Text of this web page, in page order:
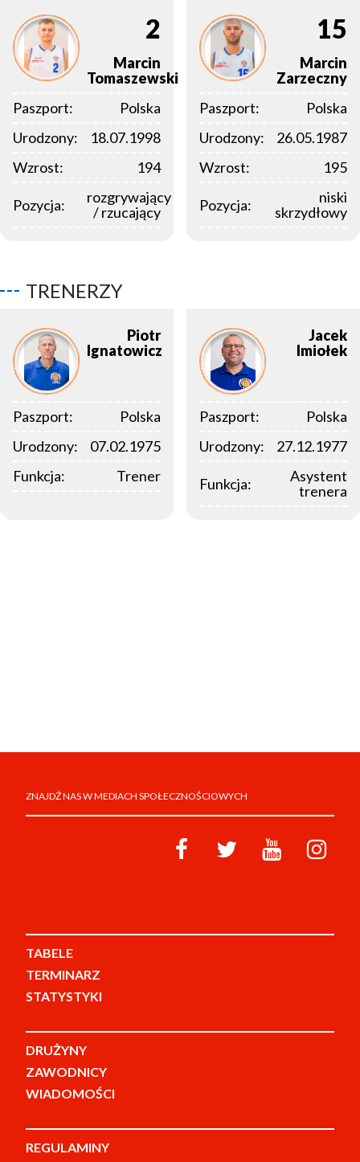
2
Marcin
Tomaszewski
Paszport:
Polska
Urodzony:
18.07.1998
Wzrost:
194
Pozycja:
rozgrywający
/ rzucający
15
Marcin
Zarzeczny
Paszport:
Polska
Urodzony:
26.05.1987
Wzrost:
195
Pozycja:
niski
skrzydłowy
TRENERZY
Piotr
Ignatowicz
Paszport:
Polska
Urodzony:
07.02.1975
Funkcja:
Trener
Jacek
Imiołek
Paszport:
Polska
Urodzony:
27.12.1977
Funkcja:
Asystent
trenera
ZNAJDŹ NAS W MEDIACH SPOŁECZNOŚCIOWYCH
TABELE
TERMINARZ
STATYSTYKI
DRUŻYNY
ZAWODNICY
WIADOMOŚCI
REGULAMINY